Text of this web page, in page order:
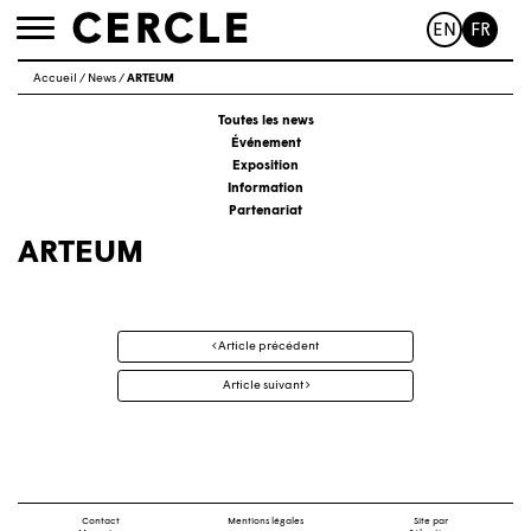
Toggle
EN FR
Accueil / News/ARTEUM
Toutes les news
Événement
Exposition
Information
Partenariat
ARTEUM
Navigation
Article précédent
Article suivant
Contact
Mentions légales
Site par